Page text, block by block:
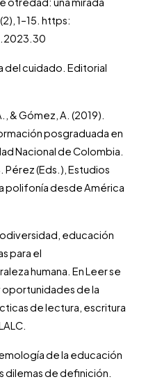
1–15. https:
del cuidado. Editorial
& Gómez, A. (2019).
posgraduada en
Nacional de Colombia.
Pérez (Eds.), Estudios
polifonía desde América
educación
para el
humana. En Leer se
oportunidades de la
de lectura, escritura
de la educación
dilemas de definición.